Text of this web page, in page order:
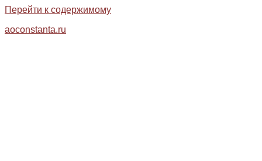
Перейти к содержимому
aoconstanta.ru